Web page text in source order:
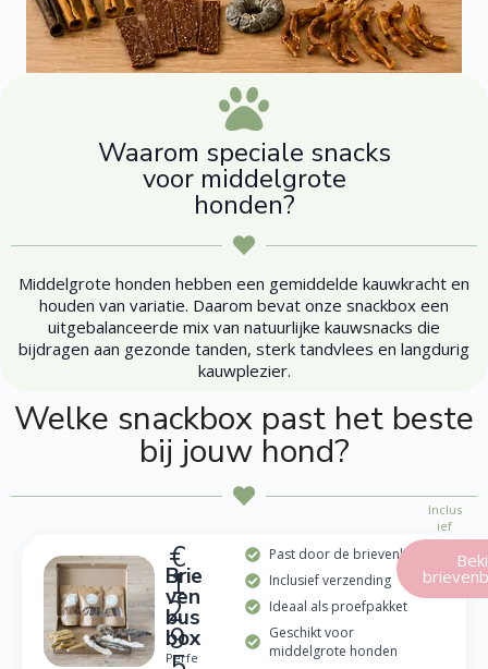
Waarom speciale snacks
voor middelgrote
honden?
Middelgrote honden hebben een gemiddelde kauwkracht en
houden van variatie. Daarom bevat onze snackbox een
uitgebalanceerde mix van natuurlijke kauwsnacks die
bijdragen aan gezonde tanden, sterk tandvlees en langdurig
kauwplezier.
Welke snackbox past het beste
bij jouw hond?
Brie
ven
bus
box
Perfe
€
1
2,
9
Past door de brievenbus
Inclusief verzending
Ideaal als proefpakket
Geschikt voor
middelgrote honden
Inclus
ief
verze
nding